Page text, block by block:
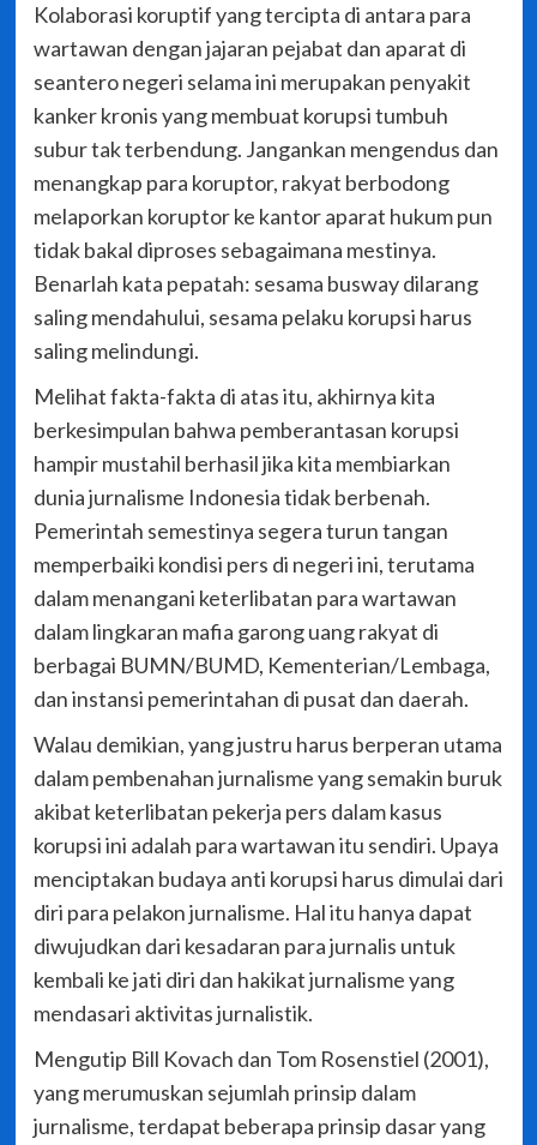
Kolaborasi koruptif yang tercipta di antara para
wartawan dengan jajaran pejabat dan aparat di
seantero negeri selama ini merupakan penyakit
kanker kronis yang membuat korupsi tumbuh
subur tak terbendung. Jangankan mengendus dan
menangkap para koruptor, rakyat berbodong
melaporkan koruptor ke kantor aparat hukum pun
tidak bakal diproses sebagaimana mestinya.
Benarlah kata pepatah: sesama busway dilarang
saling mendahului, sesama pelaku korupsi harus
saling melindungi.
Melihat fakta-fakta di atas itu, akhirnya kita
berkesimpulan bahwa pemberantasan korupsi
hampir mustahil berhasil jika kita membiarkan
dunia jurnalisme Indonesia tidak berbenah.
Pemerintah semestinya segera turun tangan
memperbaiki kondisi pers di negeri ini, terutama
dalam menangani keterlibatan para wartawan
dalam lingkaran mafia garong uang rakyat di
berbagai BUMN/BUMD, Kementerian/Lembaga,
dan instansi pemerintahan di pusat dan daerah.
Walau demikian, yang justru harus berperan utama
dalam pembenahan jurnalisme yang semakin buruk
akibat keterlibatan pekerja pers dalam kasus
korupsi ini adalah para wartawan itu sendiri. Upaya
menciptakan budaya anti korupsi harus dimulai dari
diri para pelakon jurnalisme. Hal itu hanya dapat
diwujudkan dari kesadaran para jurnalis untuk
kembali ke jati diri dan hakikat jurnalisme yang
mendasari aktivitas jurnalistik.
Mengutip Bill Kovach dan Tom Rosenstiel (2001),
yang merumuskan sejumlah prinsip dalam
jurnalisme, terdapat beberapa prinsip dasar yang